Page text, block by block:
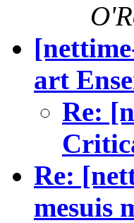
art
Re:
Re:
mesuis